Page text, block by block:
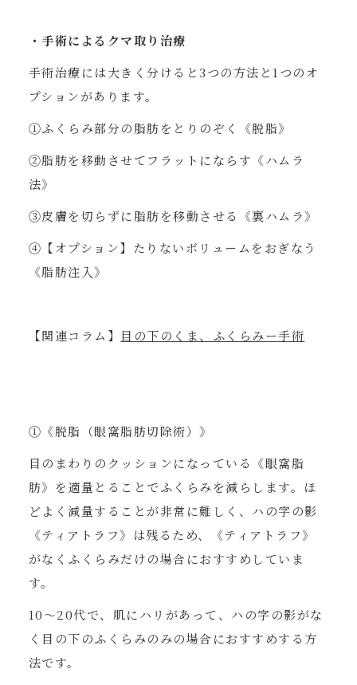
・手術によるクマ取り治療
手術治療には大きく分けると3つの方法と1つのオ
プションがあります。
①ふくらみ部分の脂肪をとりのぞく《脱脂》
②脂肪を移動させてフラットにならす《ハムラ
法》
③皮膚を切らずに脂肪を移動させる《裏ハムラ》
④【オプション】たりないボリュームをおぎなう
《脂肪注入》
【関連コラム】 目の下のくま、ふくらみー手術
①《脱脂（眼窩脂肪切除術）》
目のまわりのクッションになっている《眼窩脂
肪》を適量とることでふくらみを減らします。ほ
どよく減量することが非常に難しく、ハの字の影
《ティアトラフ》は残るため、《ティアトラフ》
がなくふくらみだけの場合におすすめしていま
す。
10〜20代で、肌にハリがあって、ハの字の影がな
く目の下のふくらみのみの場合におすすめする方
法です。